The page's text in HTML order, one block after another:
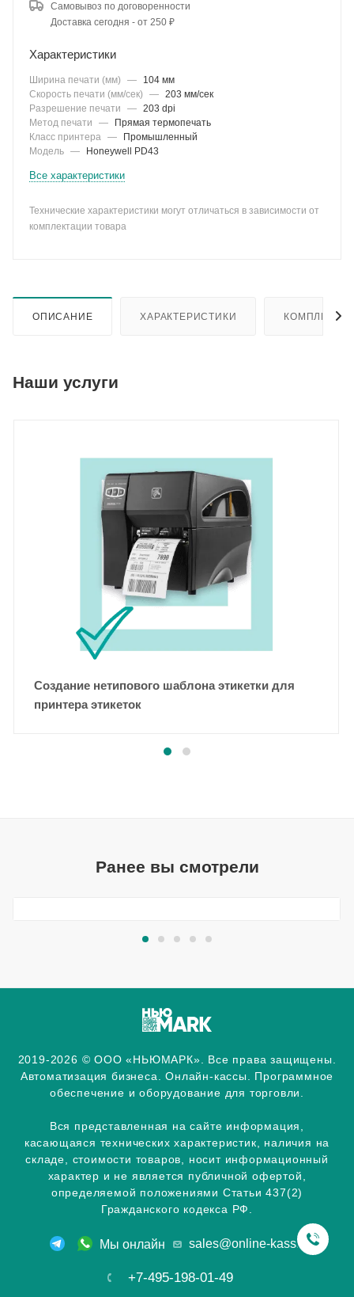
Самовывоз по договоренности
Доставка сегодня - от 250 ₽
Характеристики
Ширина печати (мм) —
104 мм
Скорость печати (мм/сек)
— 203 мм/сек
Разрешение печати
— 203 dpi
Метод печати
—
Прямая термопечать
Класс принтера —
Промышленный
Модель — Honeywell PD43
Все характеристики
Технические характеристики могут отличаться в зависимости от
комплектации товара
ОПИСАНИЕ ХАРАКТЕРИСТИКИ
Наши услуги
Создание нетипового шаблона этикетки для
принтера этикеток
Ранее вы смотрели
2019-2026 © ООО «НЬЮМАРК». Все права защищены.
Автоматизация бизнеса. Онлайн-кассы. Программное
обеспечение и оборудование для торговли.
Вся представленная на сайте информация,
касающаяся технических характеристик, наличия на
складе, стоимости товаров, носит информационный
характер и не является публичной офертой,
определяемой положениями Статьи 437(2)
Гражданского кодекса РФ.
Мы онлайн sales@online-kassa.info
+7-495-198-01-49